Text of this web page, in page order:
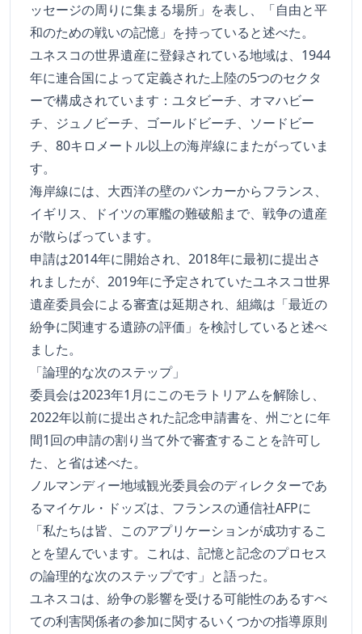
ッセージの周りに集まる場所」を表し、「自由と平
和のための戦いの記憶」を持っていると述べた。
ユネスコの世界遺産に登録されている地域は、1944
年に連合国によって定義された上陸の5つのセクタ
ーで構成されています：ユタビーチ、オマハビー
チ、ジュノビーチ、ゴールドビーチ、ソードビー
チ、80キロメートル以上の海岸線にまたがっていま
す。
海岸線には、大西洋の壁のバンカーからフランス、
イギリス、ドイツの軍艦の難破船まで、戦争の遺産
が散らばっています。
申請は2014年に開始され、2018年に最初に提出さ
れましたが、2019年に予定されていたユネスコ世界
遺産委員会による審査は延期され、組織は「最近の
紛争に関連する遺跡の評価」を検討していると述べ
ました。
「論理的な次のステップ」
委員会は2023年1月にこのモラトリアムを解除し、
2022年以前に提出された記念申請書を、州ごとに年
間1回の申請の割り当て外で審査することを許可し
た、と省は述べた。
ノルマンディー地域観光委員会のディレクターであ
るマイケル・ドッズは、フランスの通信社AFPに
「私たちは皆、このアプリケーションが成功するこ
とを望んでいます。これは、記憶と記念のプロセス
の論理的な次のステップです」と語った。
ユネスコは、紛争の影響を受ける可能性のあるすべ
ての利害関係者の参加に関するいくつかの指導原則